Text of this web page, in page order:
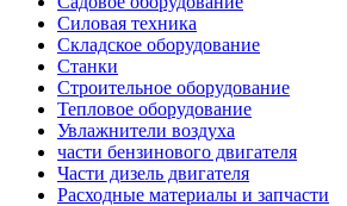
Силовая техника
Складское оборудование
Станки
Строительное оборудование
Тепловое оборудование
Увлажнители воздуха
части бензинового двигателя
Части дизель двигателя
Расходные материалы и запчасти